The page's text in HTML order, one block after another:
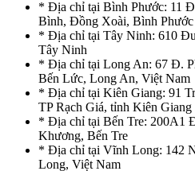
* Địa chỉ tại Bình Phước: 11
Bình, Đồng Xoài, Bình Phước
* Địa chỉ tại Tây Ninh: 610
Tây Ninh
* Địa chỉ tại Long An: 67 Đ.
Bến Lức, Long An, Việt Nam
* Địa chỉ tại Kiên Giang: 91
TP Rạch Giá, tỉnh Kiên Giang
* Địa chỉ tại Bến Tre: 200A1
Khương, Bến Tre
* Địa chỉ tại Vĩnh Long: 142
Long, Việt Nam